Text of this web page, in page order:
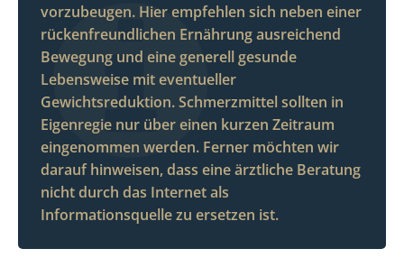
vorzubeugen. Hier empfehlen sich neben einer
rückenfreundlichen Ernährung ausreichend
Bewegung und eine generell gesunde
Lebensweise mit eventueller
Gewichtsreduktion. Schmerzmittel sollten in
Eigenregie nur über einen kurzen Zeitraum
eingenommen werden. Ferner möchten wir
darauf hinweisen, dass eine ärztliche Beratung
nicht durch das Internet als
Informationsquelle zu ersetzen ist.